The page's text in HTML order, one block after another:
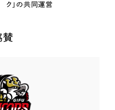
ク」の共同運営
賛